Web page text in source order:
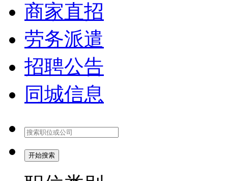
商家直招
劳务派遣
招聘公告
同城信息
开始搜索